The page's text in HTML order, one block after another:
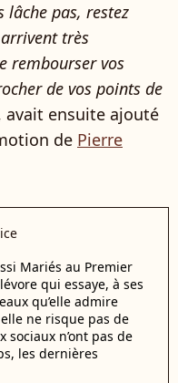
lâche pas, restez
très
rembourser vos
de vos points de
avait ensuite ajouté
de Pierre
Mariés au Premier
qui essaye, à ses
qu’elle admire
ne risque pas de
n’ont pas de
les dernières